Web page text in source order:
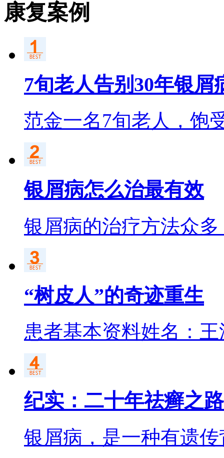
康复案例
7旬老人告别30年银屑
范金一名7旬老人，饱
银屑病怎么治最有效
银屑病的治疗方法众多
“树皮人”的奇迹重生
患者基本资料姓名：
纪实：二十年祛癣之路
银屑病，是一种有遗传